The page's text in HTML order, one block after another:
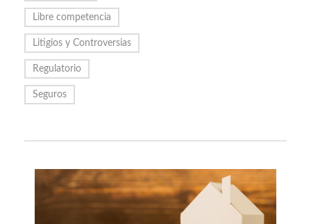
Libre competencia
Litigios y Controversias
Regulatorio
Seguros